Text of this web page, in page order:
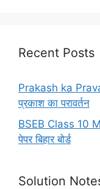
Recent Posts
Prakash ka
प्रकाश का परावर्तन
BSEB Class 10
पेपर बिहार बोर्ड
Solution